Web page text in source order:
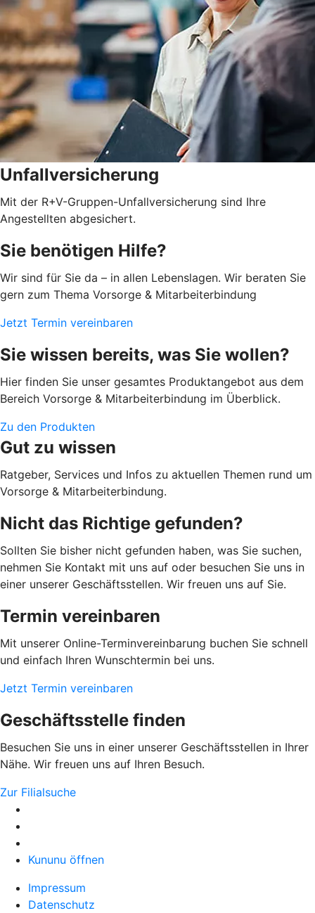
Unfallversicherung
Mit der R+V-Gruppen-Unfallversicherung sind Ihre
Angestellten abgesichert.
Sie benötigen Hilfe?
Wir sind für Sie da – in allen Lebenslagen. Wir beraten Sie
gern zum Thema Vorsorge & Mitarbeiterbindung
Jetzt Termin vereinbaren
Sie wissen bereits, was Sie wollen?
Hier finden Sie unser gesamtes Produktangebot aus dem
Bereich Vorsorge & Mitarbeiterbindung im Überblick.
Zu den Produkten
Gut zu wissen
Ratgeber, Services und Infos zu aktuellen Themen rund um
Vorsorge & Mitarbeiterbindung.
Nicht das Richtige gefunden?
Sollten Sie bisher nicht gefunden haben, was Sie suchen,
nehmen Sie Kontakt mit uns auf oder besuchen Sie uns in
einer unserer Geschäftsstellen. Wir freuen uns auf Sie.
Termin vereinbaren
Mit unserer Online-Terminvereinbarung buchen Sie schnell
und einfach Ihren Wunschtermin bei uns.
Jetzt Termin vereinbaren
Geschäftsstelle finden
Besuchen Sie uns in einer unserer Geschäftsstellen in Ihrer
Nähe. Wir freuen uns auf Ihren Besuch.
Zur Filialsuche
Kununu öffnen
Impressum
Datenschutz